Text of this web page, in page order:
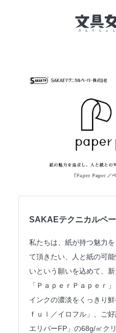
イベン
文具女
レポ
SHARE ME!
SAKAEテクニカルペ
私たちは、紙が持つ魅力
て頂きたい、人と紙の可
いという願いを込めて、
「ＰａｐｅｒＰａｐｅｒ
インクの濃淡をくっきり
ｆｕｌ／イロフル」、ご
エリバーFP」の68g/㎡ク